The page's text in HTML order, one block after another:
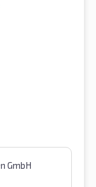
GmbH